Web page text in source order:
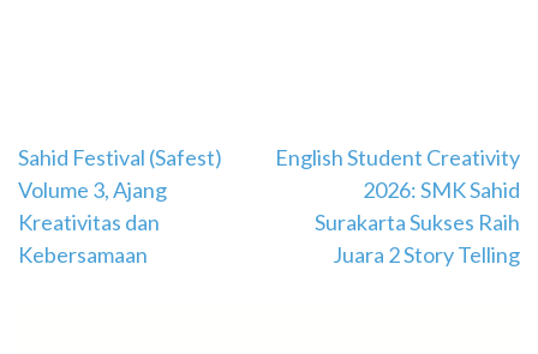
Navigasi
pos
Sahid Festival (Safest)
Volume 3, Ajang
Kreativitas dan
Kebersamaan
English Student Creativity
2026: SMK Sahid
Surakarta Sukses Raih
Juara 2 Story Telling